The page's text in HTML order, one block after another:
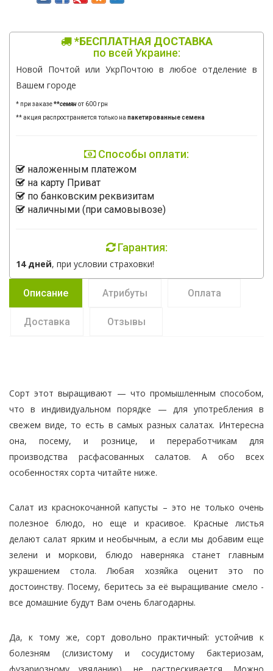
*БЕСПЛАТНАЯ ДОСТАВКА
по всей Украине:
Новой Почтой или УкрПочтою в любое отделение в
Вашем городе
* при заказе**семянот 600 грн
** акция распространяется только на пакетированные семена
Способы оплати:
наложенным платежом
на карту Приват
по банковским реквизитам
наличными (при самовывозе)
Гарантия:
14 дней, при условии страховки!
Описание Атрибуты Оплата
Доставка Отзывы
Сорт этот выращивают — что промышленным способом,
что в индивидуальном порядке — для употребления в
свежем виде, то есть в самых разных салатах. Интересна
она, посему, и рознице, и переработчикам для
производства расфасованных салатов. А обо всех
особенностях сорта читайте ниже.
Салат из краснокочанной капусты – это не только очень
полезное блюдо, но еще и красивое. Красные листья
делают салат ярким и необычным, а если мы добавим еще
зелени и моркови, блюдо наверняка станет главным
украшением стола. Любая хозяйка оценит это по
достоинству. Посему, беритесь за её выращивание смело -
все домашние будут Вам очень благодарны.
Да, к тому же, сорт довольно практичный: устойчив к
болезням (слизистому и сосудистому бактериозам,